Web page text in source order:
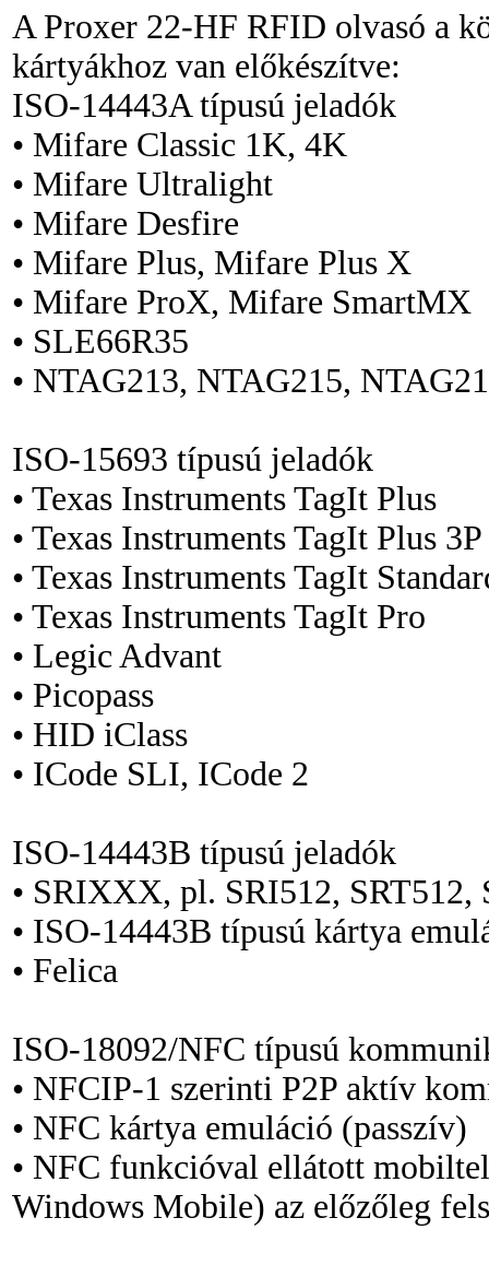
A Proxer 22-HF RFID olvasó a
kártyákhoz van előkészítve:
ISO-14443A típusú jeladók
• Mifare Classic 1K, 4K
• Mifare Ultralight
• Mifare Desfire
• Mifare Plus, Mifare Plus X
• Mifare ProX, Mifare SmartMX
• SLE66R35
• NTAG213, NTAG215,
ISO-15693 típusú jeladók
• Texas Instruments TagIt Plus
• Texas Instruments TagIt Plus 3P
• Texas Instruments TagIt
• Texas Instruments TagIt Pro
• Legic Advant
• Picopass
• HID iClass
• ICode SLI, ICode 2
ISO-14443B típusú jeladók
• SRIXXX, pl. SRI512,
• ISO-14443B típusú kártya
• Felica
ISO-18092/NFC típusú
• NFCIP-1 szerinti P2P aktív
• NFC kártya emuláció (passzív)
• NFC funkcióval ellátott
Windows Mobile) az előzőleg